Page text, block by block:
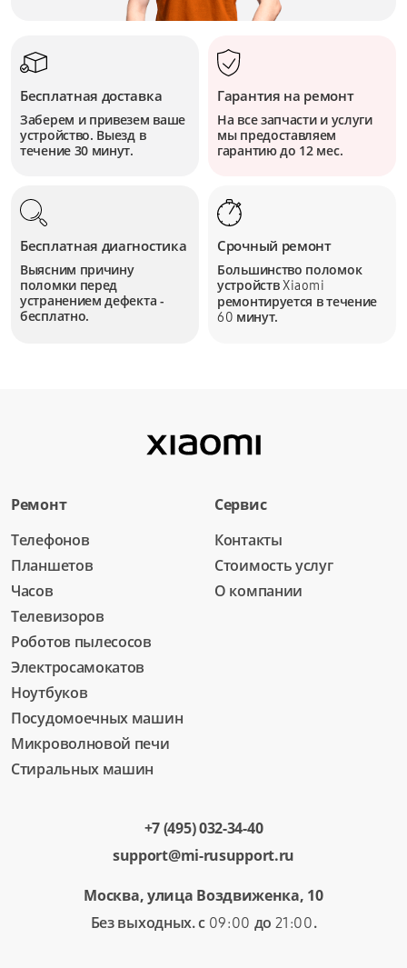
Бесплатная доставка
Заберем и привезем ваше
устройство. Выезд в
течение 30 минут.
Гарантия на ремонт
На все запчасти и услуги
мы предоставляем
гарантию до 12 мес.
Бесплатная диагностика
Выясним причину
поломки перед
устранением дефекта -
бесплатно.
Срочный ремонт
Большинство поломок
устройствXiaomi
ремонтируется в течение
60 минут.
Ремонт
Телефонов
Планшетов
Часов
Телевизоров
Роботов пылесосов
Электросамокатов
Ноутбуков
Посудомоечных машин
Микроволновой печи
Стиральных машин
Сервис
Контакты
Стоимость услуг
О компании
+7 (495) 032-34-40
support@mi-rusupport.ru
Москва, улица Воздвиженка, 10
Без выходных. с 09:00 до 21:00.